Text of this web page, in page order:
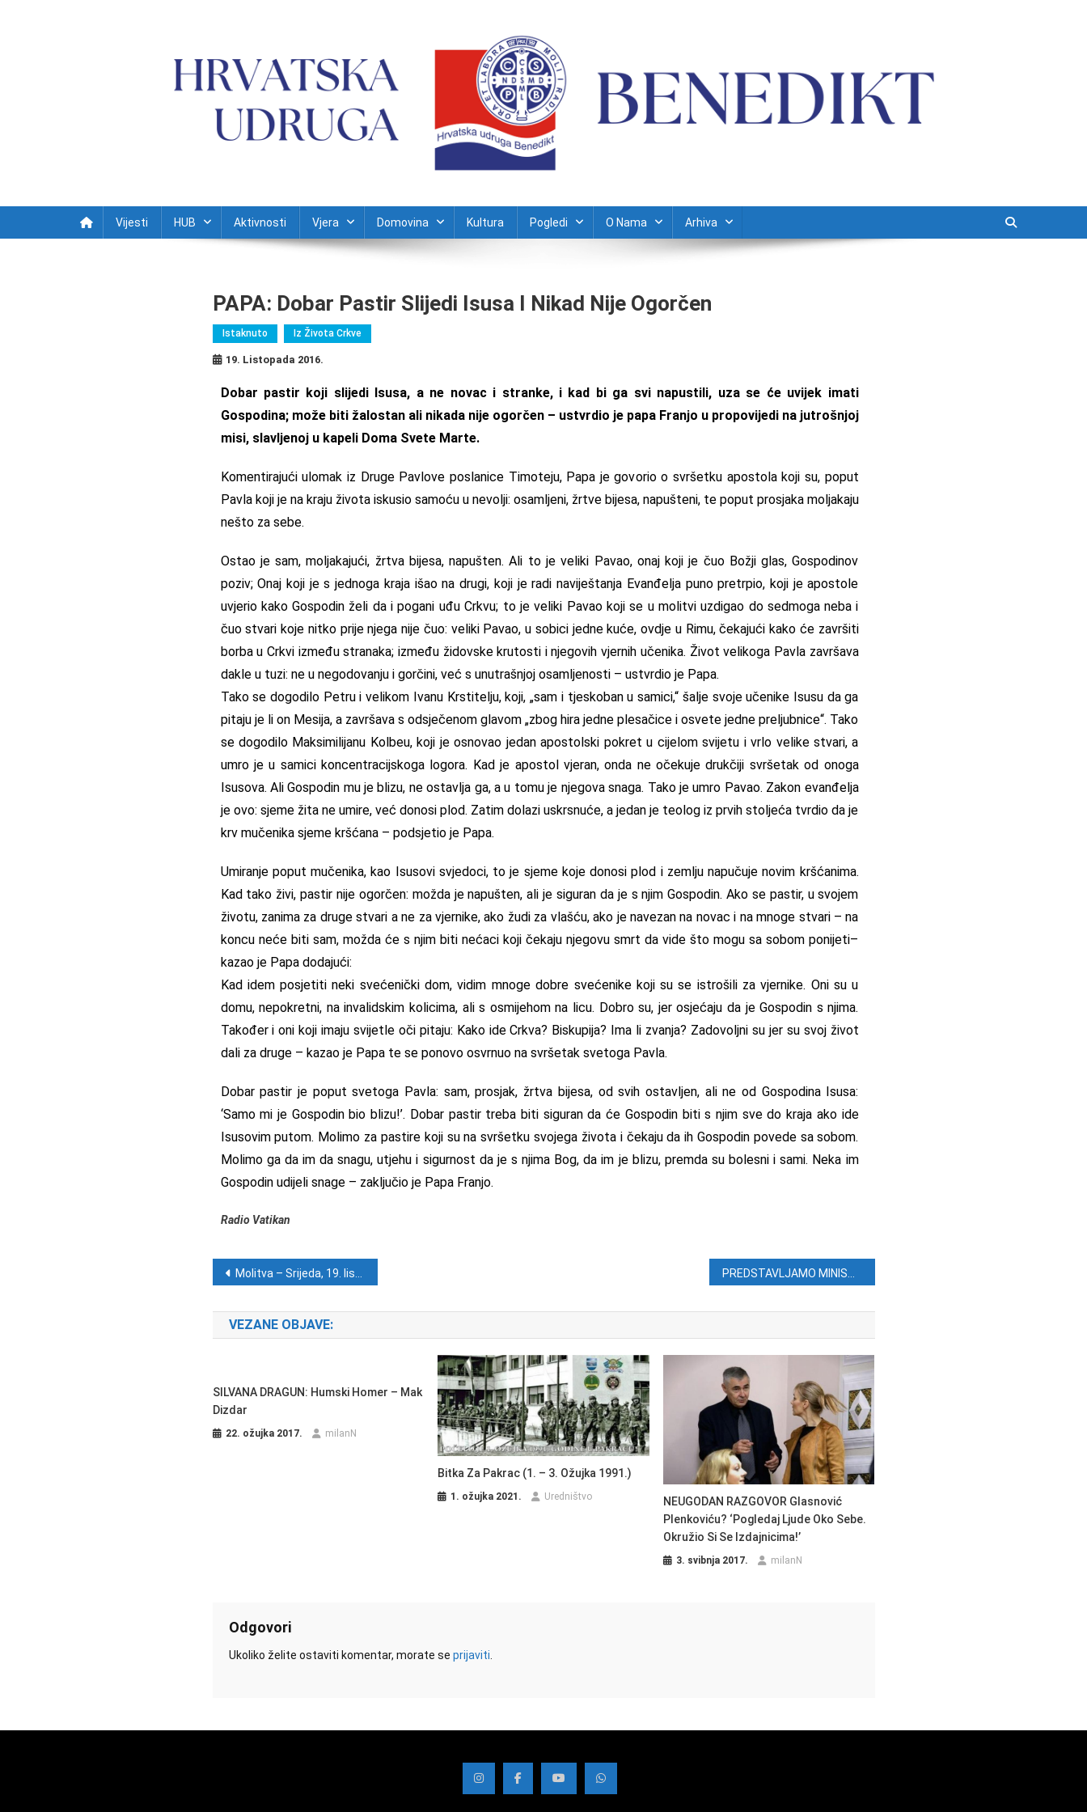
Vijesti HUB Aktivnosti Vjera Domovina Kultura Pogledi O Nama Arhiva
PAPA: Dobar Pastir Slijedi Isusa I Nikad Nije Ogorčen
Istaknuto Iz Života Crkve
19. Listopada 2016.
Dobar pastir koji slijedi Isusa, a ne novac i stranke, i kad bi ga svi napustili, uza se će uvijek imati
Gospodina; može biti žalostan ali nikada nije ogorčen – ustvrdio je papa Franjo u propovijedi na jutrošnjoj
misi, slavljenoj u kapeli Doma Svete Marte.
Komentirajući ulomak iz Druge Pavlove poslanice Timoteju, Papa je govorio o svršetku apostola koji su, poput
Pavla koji je na kraju života iskusio samoću u nevolji: osamljeni, žrtve bijesa, napušteni, te poput prosjaka moljakaju
nešto za sebe.
Ostao je sam, moljakajući, žrtva bijesa, napušten. Ali to je veliki Pavao, onaj koji je čuo Božji glas, Gospodinov
poziv; Onaj koji je s jednoga kraja išao na drugi, koji je radi naviještanja Evanđelja puno pretrpio, koji je apostole
uvjerio kako Gospodin želi da i pogani uđu Crkvu; to je veliki Pavao koji se u molitvi uzdigao do sedmoga neba i
čuo stvari koje nitko prije njega nije čuo: veliki Pavao, u sobici jedne kuće, ovdje u Rimu, čekajući kako će završiti
borba u Crkvi između stranaka; između židovske krutosti i njegovih vjernih učenika. Život velikoga Pavla završava
dakle u tuzi: ne u negodovanju i gorčini, već s unutrašnjoj osamljenosti – ustvrdio je Papa.
Tako se dogodilo Petru i velikom Ivanu Krstitelju, koji, „sam i tjeskoban u samici,“ šalje svoje učenike Isusu da ga
pitaju je li on Mesija, a završava s odsječenom glavom „zbog hira jedne plesačice i osvete jedne preljubnice“. Tako
se dogodilo Maksimilijanu Kolbeu, koji je osnovao jedan apostolski pokret u cijelom svijetu i vrlo velike stvari, a
umro je u samici koncentracijskoga logora. Kad je apostol vjeran, onda ne očekuje drukčiji svršetak od onoga
Isusova. Ali Gospodin mu je blizu, ne ostavlja ga, a u tomu je njegova snaga. Tako je umro Pavao. Zakon evanđelja
je ovo: sjeme žita ne umire, već donosi plod. Zatim dolazi uskrsnuće, a jedan je teolog iz prvih stoljeća tvrdio da je
krv mučenika sjeme kršćana – podsjetio je Papa.
Umiranje poput mučenika, kao Isusovi svjedoci, to je sjeme koje donosi plod i zemlju napučuje novim kršćanima.
Kad tako živi, pastir nije ogorčen: možda je napušten, ali je siguran da je s njim Gospodin. Ako se pastir, u svojem
životu, zanima za druge stvari a ne za vjernike, ako žudi za vlašću, ako je navezan na novac i na mnoge stvari – na
koncu neće biti sam, možda će s njim biti nećaci koji čekaju njegovu smrt da vide što mogu sa sobom ponijeti–
kazao je Papa dodajući:
Kad idem posjetiti neki svećenički dom, vidim mnoge dobre svećenike koji su se istrošili za vjernike. Oni su u
domu, nepokretni, na invalidskim kolicima, ali s osmijehom na licu. Dobro su, jer osjećaju da je Gospodin s njima.
Također i oni koji imaju svijetle oči pitaju: Kako ide Crkva? Biskupija? Ima li zvanja? Zadovoljni su jer su svoj život
dali za druge – kazao je Papa te se ponovo osvrnuo na svršetak svetoga Pavla.
Dobar pastir je poput svetoga Pavla: sam, prosjak, žrtva bijesa, od svih ostavljen, ali ne od Gospodina Isusa:
‘Samo mi je Gospodin bio blizu!’. Dobar pastir treba biti siguran da će Gospodin biti s njim sve do kraja ako ide
Isusovim putom. Molimo za pastire koji su na svršetku svojega života i čekaju da ih Gospodin povede sa sobom.
Molimo ga da im da snagu, utjehu i sigurnost da je s njima Bog, da im je blizu, premda su bolesni i sami. Neka im
Gospodin udijeli snage – zaključio je Papa Franjo.
Radio Vatikan
Navigacija objava
Molitva – Srijeda, 19. listopada
VEZANE OBJAVE:
SILVANA DRAGUN: Humski Homer – Mak
Dizdar
22. ožujka 2017. milanN
Bitka Za Pakrac (1. – 3. Ožujka 1991.)
1. ožujka 2021. Uredništvo
NEUGODAN RAZGOVOR Glasnović
Plenkoviću? ‘Pogledaj Ljude Oko Sebe.
Okružio Si Se Izdajnicima!’
3. svibnja 2017. milanN
Odgovori
Ukoliko želite ostaviti komentar, morate se prijaviti